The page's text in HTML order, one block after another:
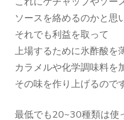
ソースを絡めるのかと思
それでも利益を取って
上場するために氷酢酸を
カラメルや化学調味料を
その味を作り上げるのです
最低でも20~30種類は使